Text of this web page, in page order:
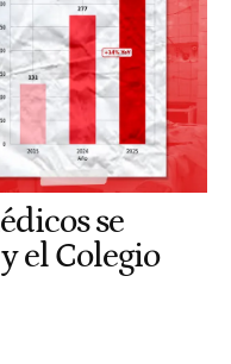
se
el Colegio